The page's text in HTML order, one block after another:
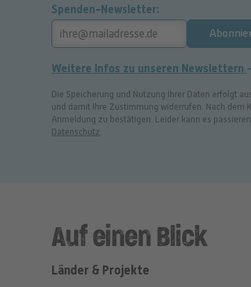
Spenden-Newsletter
Weitere Infos zu unseren Newslettern
Die Speicherung und Nutzung Ihrer Daten erfolgt
und damit Ihre Zustimmung widerrufen. Nach dem
Anmeldung zu bestätigen. Leider kann es
Datenschutz.
Auf einen Blick
Länder & Projekte